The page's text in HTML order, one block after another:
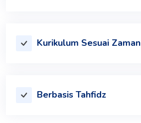
Kurikulum Sesuai Zaman
Berbasis Tahfidz